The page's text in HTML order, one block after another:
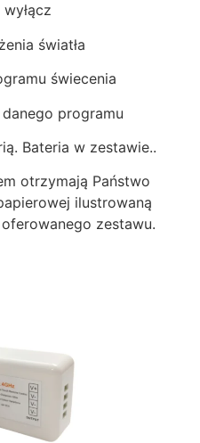
światła
świecenia
programu
Bateria w zestawie..
otrzymają Państwo
ilustrowaną
zestawu.